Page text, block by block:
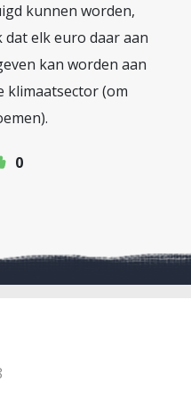
kunnen worden,
elk euro daar aan
kan worden aan
klimaatsector (om
0